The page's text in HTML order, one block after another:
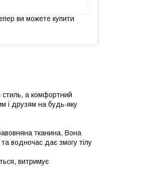
ви можете купити
стиль, а комфортний
і друзям на будь-яку
тканина. Вона
водночас дає змогу тілу
витримує